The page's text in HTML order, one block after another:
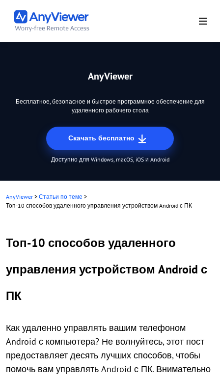
AnyViewer
Бесплатное, безопасное и быстрое программное обеспечение для
удаленного рабочего стола
Скачать бесплатно
Доступно для Windows, macOS, iOS и Android
AnyViewer > Статьи по теме >
Топ-10 способов удаленного управления устройством Android с ПК
Топ-10 способов удаленного
управления устройством Android с
ПК
Как удаленно управлять вашим телефоном
Android с компьютера? Не волнуйтесь, этот пост
предоставляет десять лучших способов, чтобы
помочь вам управлять Android с ПК. Внимательно